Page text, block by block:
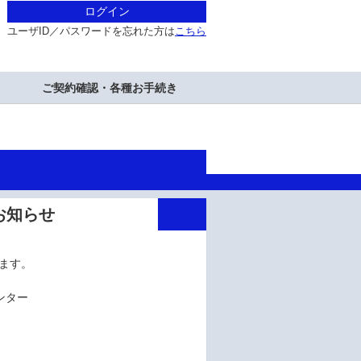
ログイン
ユーザID／パスワードを忘れた方はこちら
ご契約確認・各種お手続き
知らせ
す。
ター